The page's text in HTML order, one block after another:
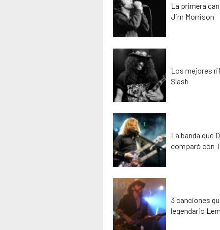
La primera
Jim Morrison
Los mejores
Slash
La banda que
comparó con
3 canciones
legendario